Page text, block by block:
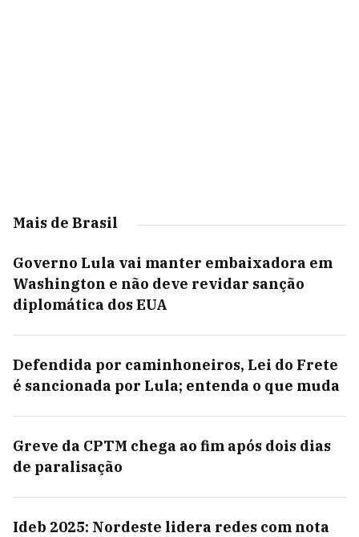
Mais de Brasil
Governo Lula vai manter embaixadora em
Washington e não deve revidar sanção
diplomática dos EUA
Defendida por caminhoneiros, Lei do Frete
é sancionada por Lula; entenda o que muda
Greve da CPTM chega ao fim após dois dias
de paralisação
Ideb 2025: Nordeste lidera redes com nota